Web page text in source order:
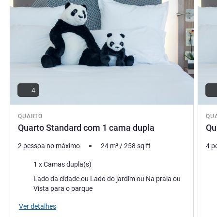
QUARTO
Quarto Standard com 1 cama dupla
4
2 pessoa no máximo 24 m²/258 sq ft
Cama1 x Camas dupla(s)
Vistas:Lado da cidade ou Lado do jardim ou Na praia ou
Vista para o parque
Ver detalhes
4